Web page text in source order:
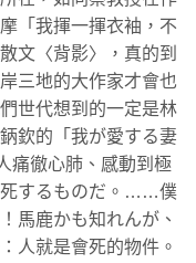
「我揮一揮衣袖，不
文〈背影〉，真的到
三地的大作家才會也
世代想到的一定是林
欽的「我が愛する妻
痛徹心肺、感動到極
死するものだ。……僕
馬鹿かも知れんが、
人就是會死的物件。